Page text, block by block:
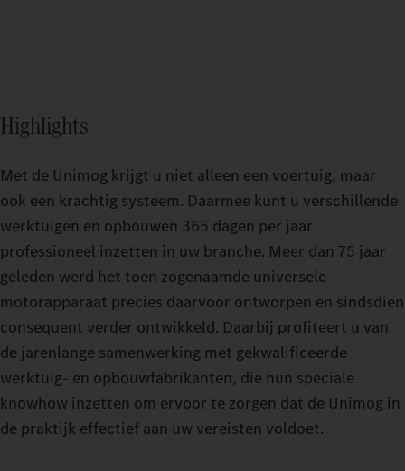
Highlights
Met de Unimog krijgt u niet alleen een voertuig, maar
ook een krachtig systeem. Daarmee kunt u verschillende
werktuigen en opbouwen 365 dagen per jaar
professioneel inzetten in uw branche. Meer dan 75 jaar
geleden werd het toen zogenaamde universele
motorapparaat precies daarvoor ontworpen en sindsdien
consequent verder ontwikkeld. Daarbij profiteert u van
de jarenlange samenwerking met gekwalificeerde
werktuig- en opbouwfabrikanten, die hun speciale
knowhow inzetten om ervoor te zorgen dat de Unimog in
de praktijk effectief aan uw vereisten voldoet.